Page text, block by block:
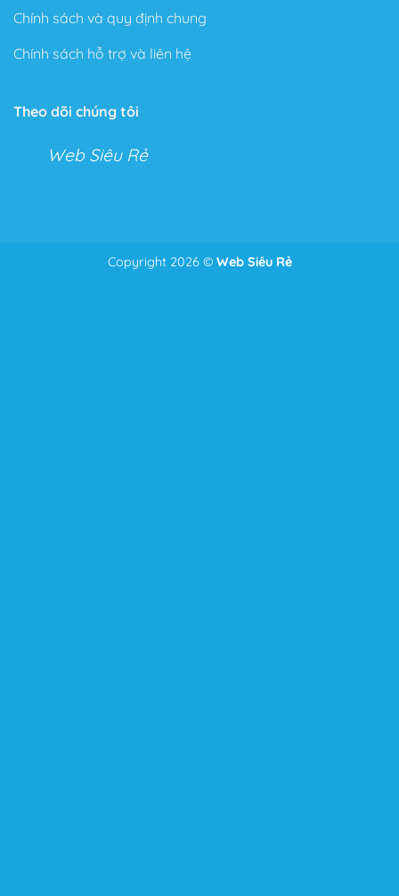
Chính sách và quy định chung
Chính sách hỗ trợ và liên hệ
Theo dõi chúng tôi
Web Siêu Rẻ
Copyright 2026 © Web Siêu Rẻ